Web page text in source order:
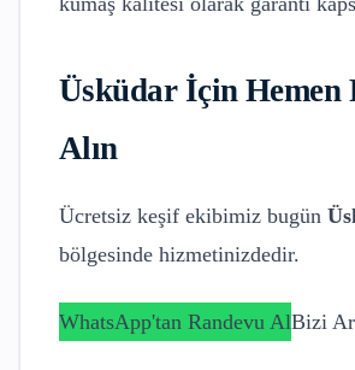
Üsküdarİçin Hemen
Alın
Ücretsiz keşif ekibimiz bugün
bölgesinde hizmetinizdedir.
WhatsApp'tan Randevu AlBizi